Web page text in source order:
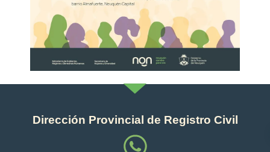
Dirección Provincial de Registro Civil